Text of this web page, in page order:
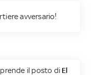
avversario!
prende il posto di El